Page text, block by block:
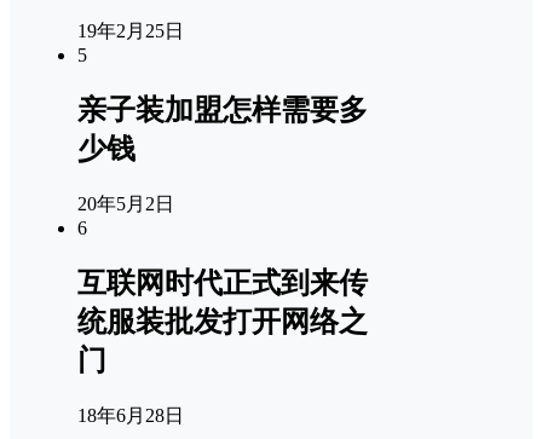
19年2月25日
5
亲子装加盟怎样需要多
少钱
20年5月2日
6
互联网时代正式到来传
统服装批发打开网络之
门
18年6月28日